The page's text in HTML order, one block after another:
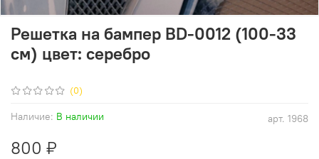
(0)
арт. 1968
Наличие: В наличии
Решетка на бампер BD-0012 (100-33
см) цвет: серебро
800 ₽